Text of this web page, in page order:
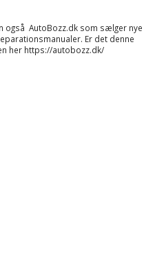
også AutoBozz.dk som sælger nye
. Er det denne
her https://autobozz.dk/